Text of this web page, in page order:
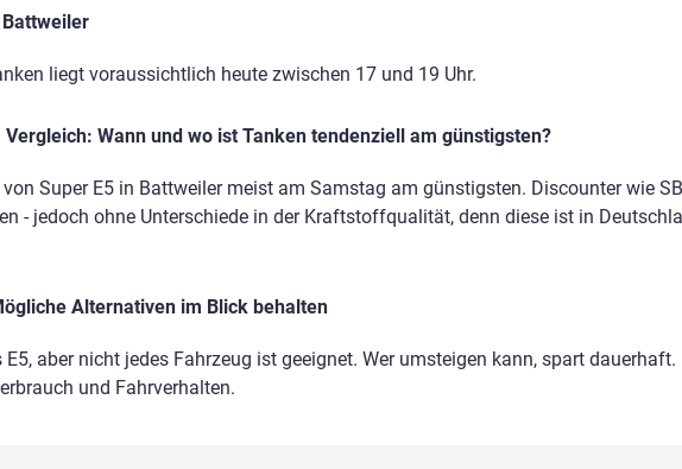
liegt voraussichtlich heute zwischen 17 und 19 Uhr.
Wann und wo ist Tanken tendenziell am günstigsten?
Super E5 in Battweiler meist am Samstag am günstigsten. Discounter wie
- jedoch ohne Unterschiede in der Kraftstoffqualität, denn diese ist in
Alternativen im Blick behalten
aber nicht jedes Fahrzeug ist geeignet. Wer umsteigen kann, spart
und Fahrverhalten.